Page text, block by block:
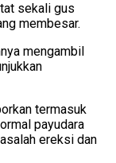
sekali gus
membesar.
mengambil
termasuk
payudara
ereksi dan